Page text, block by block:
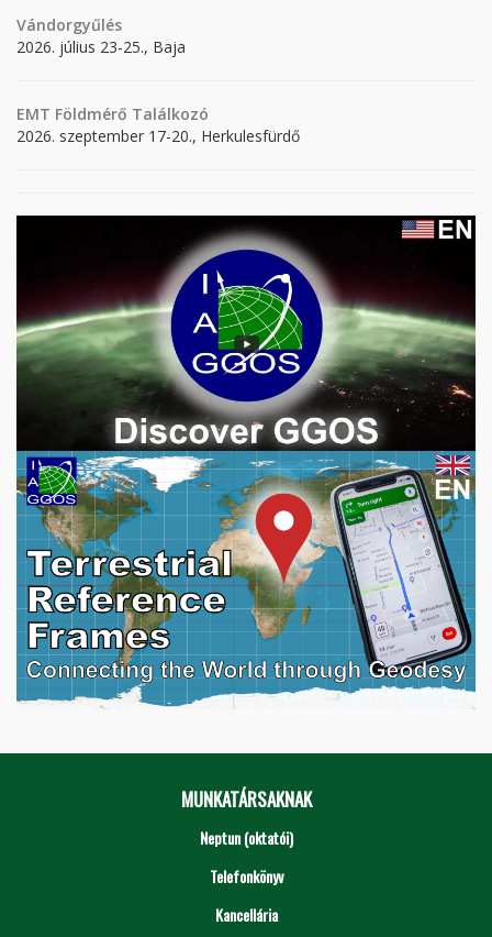
Vándorgyűlés
2026. július 23-25., Baja
EMT Földmérő Találkozó
2026. szeptember 17-20., Herkulesfürdő
MUNKATÁRSAKNAK
Neptun (oktatói)
Telefonkönyv
Kancellária